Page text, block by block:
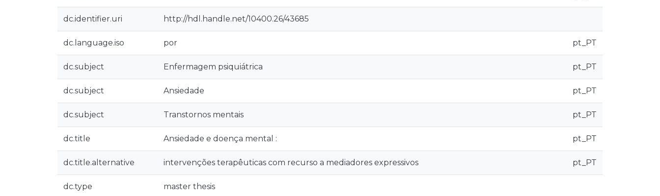
dc.identifier.uri http://hdl.handle.net/10400.26/43685
dc.language.iso por pt_PT
dc.subject Enfermagem psiquiátrica pt_PT
dc.subject Ansiedade pt_PT
dc.subject Transtornos mentais pt_PT
dc.title Ansiedade e doença mental : pt_PT
dc.title.alternative intervenções terapêuticas com recurso a mediadores expressivos pt_PT
dc.type master thesis